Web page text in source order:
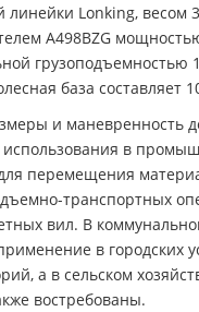
линейки Lonking, весом
A498BZG
грузоподъемностью
база составляет
и маневренность
в
перемещения
транспортных
вил. В
в городских
а в сельском
востребованы.